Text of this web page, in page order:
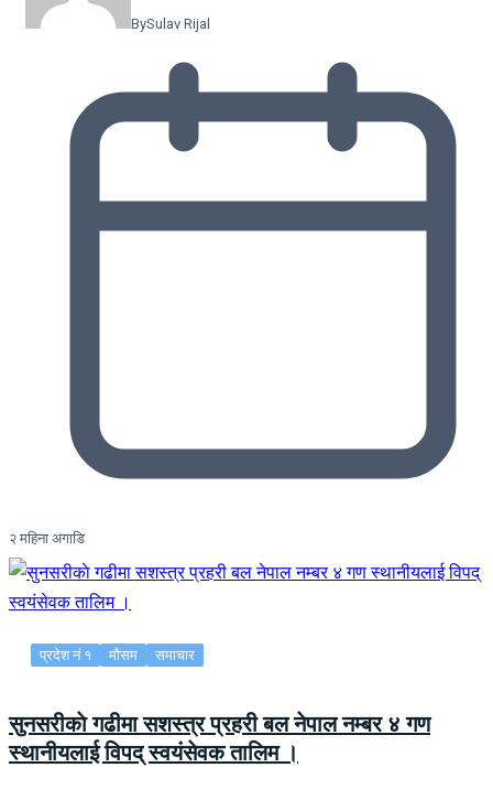
BySulav Rijal
२ महिना अगाडि
प्रदेश नं १ मौसम समाचार
सुनसरीकाे गढीमा सशस्त्र प्रहरी बल नेपाल नम्बर ४ गण
स्थानीयलाई विपद् स्वयंसेवक तालिम ।